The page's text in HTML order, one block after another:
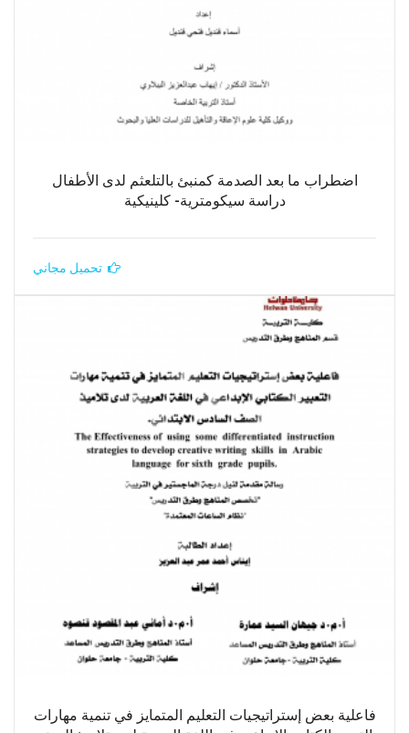
اضطراب ما بعد الصدمة كمنبئ بالتلعثم لدى الأطفال
دراسة سيكومترية- كلينيكية
تحميل مجاني
فاعلية بعض إستراتيجيات التعليم المتمايز في تنمية مهارات